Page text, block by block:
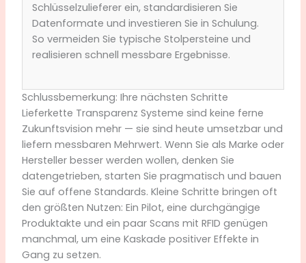
Schlüsselzulieferer ein, standardisieren Sie
Datenformate und investieren Sie in Schulung.
So vermeiden Sie typische Stolpersteine und
realisieren schnell messbare Ergebnisse.
Schlussbemerkung: Ihre nächsten Schritte
Lieferkette Transparenz Systeme sind keine ferne
Zukunftsvision mehr — sie sind heute umsetzbar und
liefern messbaren Mehrwert. Wenn Sie als Marke oder
Hersteller besser werden wollen, denken Sie
datengetrieben, starten Sie pragmatisch und bauen
Sie auf offene Standards. Kleine Schritte bringen oft
den größten Nutzen: Ein Pilot, eine durchgängige
Produktakte und ein paar Scans mit RFID genügen
manchmal, um eine Kaskade positiver Effekte in
Gang zu setzen.